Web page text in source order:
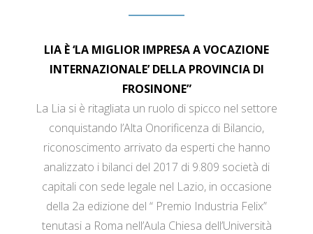
LIA È ‘LA MIGLIOR IMPRESA A VOCAZIONE
INTERNAZIONALE’ DELLA PROVINCIA DI
FROSINONE”
La Lia si è ritagliata un ruolo di spicco nel settore
conquistando l’Alta Onorificenza di Bilancio,
riconoscimento arrivato da esperti che hanno
analizzato i bilanci del 2017 di 9.809 società di
capitali con sede legale nel Lazio, in occasione
della 2a edizione del “ Premio Industria Felix”
tenutasi a Roma nell’Aula Chiesa dell’Università